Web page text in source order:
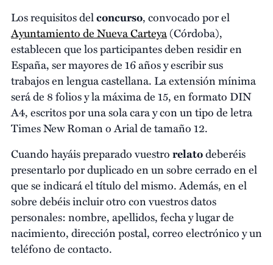
Los requisitos delconcurso, convocado por el
Ayuntamiento de Nueva Carteya(Córdoba),
establecen que los participantes deben residir en
España, ser mayores de 16 años y escribir sus
trabajos en lengua castellana. La extensión mínima
será de 8 folios y la máxima de 15, en formato DIN
A4, escritos por una sola cara y con un tipo de letra
Times New Roman o Arial de tamaño 12.
Cuando hayáis preparado vuestrorelatodeberéis
presentarlo por duplicado en un sobre cerrado en el
que se indicará el título del mismo. Además, en el
sobre debéis incluir otro con vuestros datos
personales: nombre, apellidos, fecha y lugar de
nacimiento, dirección postal, correo electrónico y un
teléfono de contacto.